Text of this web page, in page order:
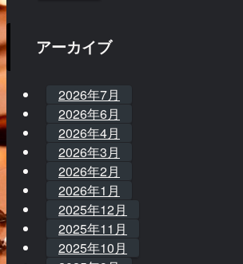
アーカイブ
2026年7月
2026年6月
2026年4月
2026年3月
2026年2月
2026年1月
2025年12月
2025年11月
2025年10月